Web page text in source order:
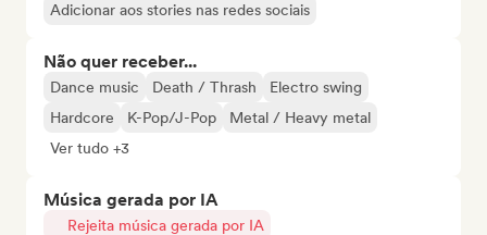
Adicionar aos stories nas redes sociais
Não quer receber...
Dance music Death / Thrash
Electro swing
Hardcore
K-Pop/J-Pop
Metal / Heavy metal
Ver tudo +3
Música gerada por IA
Rejeita música gerada por IA